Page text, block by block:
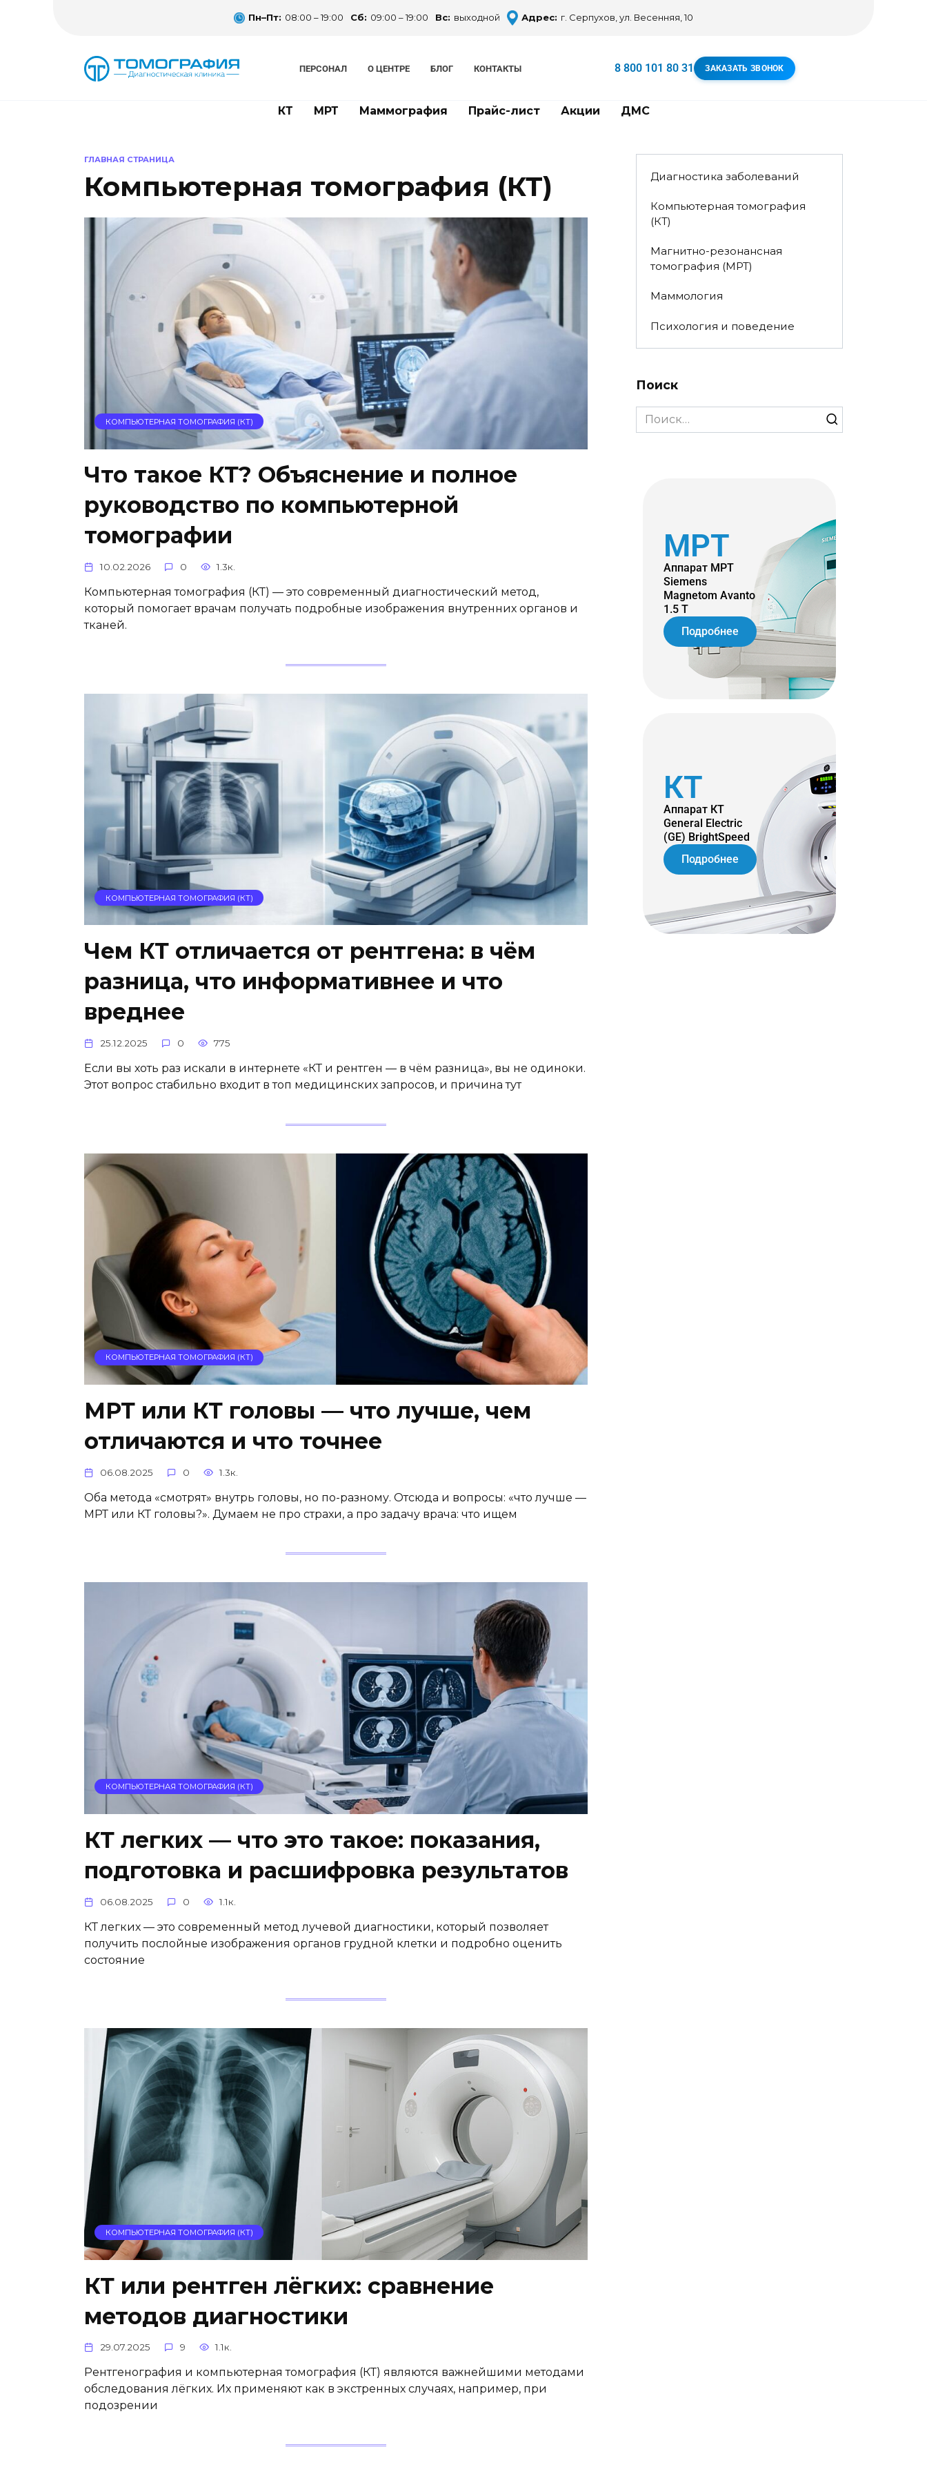
Пн–Пт: 08:00 – 19:00 Сб: 09:00 – 19:00 Вс: выходной Адрес: г. Серпухов, ул. Весенняя, 10
ПЕРСОНАЛ О ЦЕНТРЕ БЛОГ КОНТАКТЫ 8 800 101 80 31 ЗАКАЗАТЬ ЗВОНОК
КТ МРТ Маммография Прайс-лист Акции ДМС
ГЛАВНАЯ СТРАНИЦА
Компьютерная томография (КТ)
КОМПЬЮТЕРНАЯ ТОМОГРАФИЯ (КТ)
Что такое КТ? Объяснение и полное
руководство по компьютерной
томографии
10.02.2026 0 1.3к.
Компьютерная томография (КТ) — это современный диагностический метод,
который помогает врачам получать подробные изображения внутренних органов и
тканей.
КОМПЬЮТЕРНАЯ ТОМОГРАФИЯ (КТ)
Чем КТ отличается от рентгена: в чём
разница, что информативнее и что
вреднее
25.12.2025 0 775
Если вы хоть раз искали в интернете «КТ и рентген — в чём разница», вы не одиноки.
Этот вопрос стабильно входит в топ медицинских запросов, и причина тут
КОМПЬЮТЕРНАЯ ТОМОГРАФИЯ (КТ)
МРТ или КТ головы — что лучше, чем
отличаются и что точнее
06.08.2025 0 1.3к.
Оба метода «смотрят» внутрь головы, но по-разному. Отсюда и вопросы: «что лучше —
МРТ или КТ головы?». Думаем не про страхи, а про задачу врача: что ищем
КОМПЬЮТЕРНАЯ ТОМОГРАФИЯ (КТ)
КТ легких — что это такое: показания,
подготовка и расшифровка результатов
06.08.2025 0 1.1к.
КТ легких — это современный метод лучевой диагностики, который позволяет
получить послойные изображения органов грудной клетки и подробно оценить
состояние
КОМПЬЮТЕРНАЯ ТОМОГРАФИЯ (КТ)
КТ или рентген лёгких: сравнение
методов диагностики
29.07.2025 9 1.1к.
Рентгенография и компьютерная томография (КТ) являются важнейшими методами
обследования лёгких. Их применяют как в экстренных случаях, например, при
подозрении
Диагностика заболеваний
Компьютерная томография
(КТ)
Магнитно-резонансная
томография (МРТ)
Маммология
Психология и поведение
Поиск
МРТ
Аппарат МРТ
Siemens
Magnetom Avanto
1.5 T
Подробнее
КТ
Аппарат КТ
General Electric
(GE) BrightSpeed
Подробнее